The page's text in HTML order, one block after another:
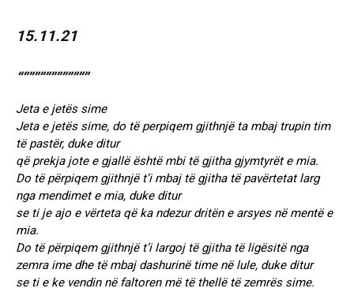
15.11.21
“””””””””””””
Jeta e jetës sime
Jeta e jetës sime, do të perpiqem gjithnjë ta mbaj trupin tim
të pastër, duke ditur
që prekja jote e gjallë është mbi të gjitha gjymtyrët e mia.
Do të përpiqem gjithnjë t’i mbaj të gjitha të pavërtetat larg
nga mendimet e mia, duke ditur
se ti je ajo e vërteta që ka ndezur dritën e arsyes në mentë e
mia.
Do të përpiqem gjithnjë t’i largoj të gjitha të ligësitë nga
zemra ime dhe të mbaj dashurinë time në lule, duke ditur
se ti e ke vendin në faltoren më të thellë të zemrës sime.